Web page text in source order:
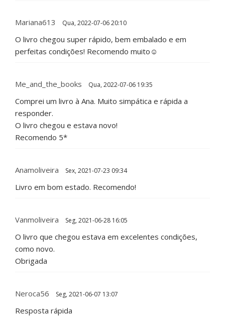
Mariana613 Qua, 2022-07-06 20:10
O livro chegou super rápido, bem embalado e em
perfeitas condições! Recomendo muito☺️
Me_and_the_books Qua, 2022-07-06 19:35
Comprei um livro à Ana. Muito simpática e rápida a
responder.
O livro chegou e estava novo!
Recomendo 5*
Anamoliveira Sex, 2021-07-23 09:34
Livro em bom estado. Recomendo!
Vanmoliveira Seg, 2021-06-28 16:05
O livro que chegou estava em excelentes condições,
como novo.
Obrigada
Neroca56 Seg, 2021-06-07 13:07
Resposta rápida